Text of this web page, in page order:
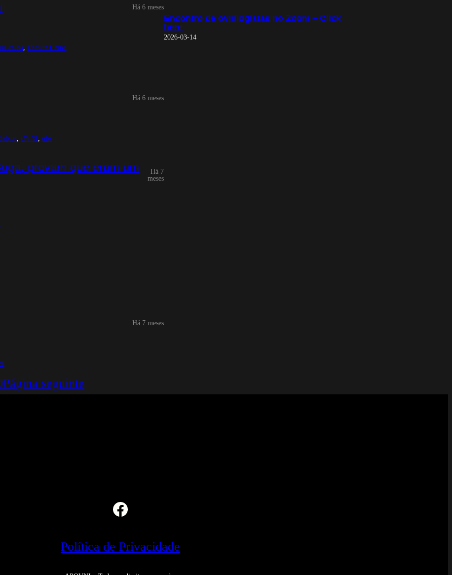
Há 6 meses
china, Ufos in China
Há 6 meses
, OVNI, ufo
provam que eram um
Há 7
meses
Há 7 meses
Página seguinte
Encontro de ovnilogistas no Zoom – Click
here
2026-03-14
Facebook
Política de Privacidade